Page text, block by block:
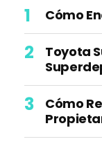
Cómo
Toyota
Cómo